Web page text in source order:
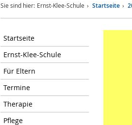
Sie sind hier: Ernst-Klee-Schule Startseite
Startseite
Ernst-Klee-Schule
Für Eltern
Termine
Therapie
Pflege